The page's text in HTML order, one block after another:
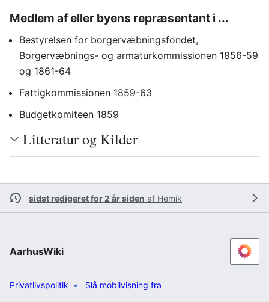
Medlem af eller byens repræsentant i ...
Bestyrelsen for borgervæbningsfondet,
Borgervæbnings- og armaturkommissionen 1856-59
og 1861-64
Fattigkommissionen 1859-63
Budgetkomiteen 1859
Litteratur og Kilder
sidst redigeret for 2 år siden af Hemik
AarhusWiki
Privatlivspolitik Slå mobilvisning fra